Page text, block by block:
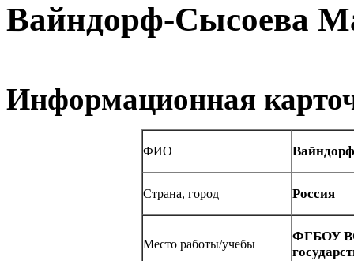
Вайндорф-Сысоева
Информационная
ФИО
Страна, город Россия
Место работы/учебы
ФГБОУ